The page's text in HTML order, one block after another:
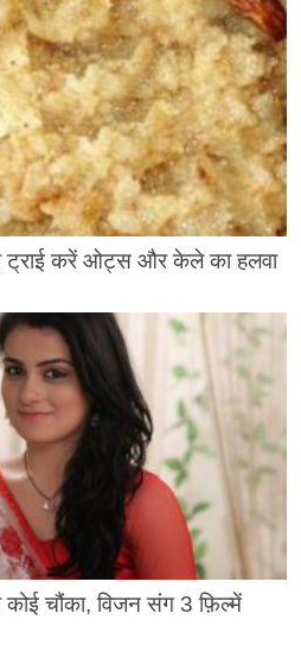
ट्राई करें ओट्स और केले का हलवा
चौंका, विजन संग 3 फ़िल्में